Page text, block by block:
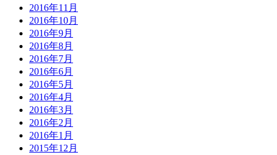
2016年11月
2016年10月
2016年9月
2016年8月
2016年7月
2016年6月
2016年5月
2016年4月
2016年3月
2016年2月
2016年1月
2015年12月